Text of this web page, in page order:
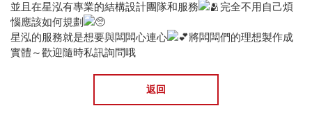
並且在星泓有專業的結構設計團隊和服務
完全不用自己煩
惱應該如何規劃
星泓的服務就是想要與闆闆心連心
將闆闆們的理想製作成
實體～歡迎隨時私訊詢問哦
返回